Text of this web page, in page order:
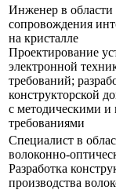
Инженер в области
сопровождения
на кристалле
Проектирование
электронной
требований;
конструкторской
с методическими
требованиями
Специалист в
волоконно-
Разработка
производства